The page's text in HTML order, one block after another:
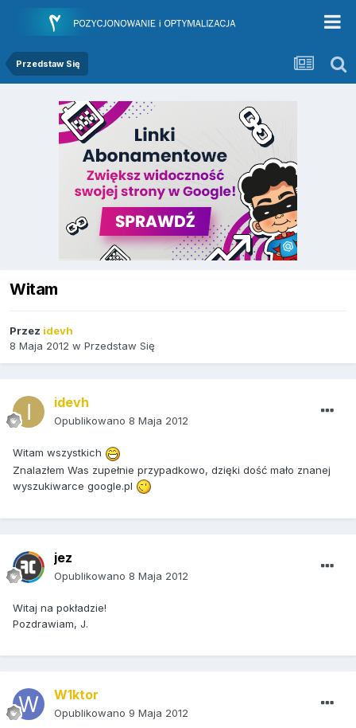
Przedstaw Się
Witam
Przez idevh
8 Maja 2012 w Przedstaw Się
idevh
Opublikowano 8 Maja 2012
Witam wszystkich
Znalazłem Was zupełnie przypadkowo, dzięki dość mało znanej
wyszukiwarce google.pl
jez
Opublikowano 8 Maja 2012
Witaj na pokładzie!
Pozdrawiam, J.
W1ktor
Opublikowano 9 Maja 2012